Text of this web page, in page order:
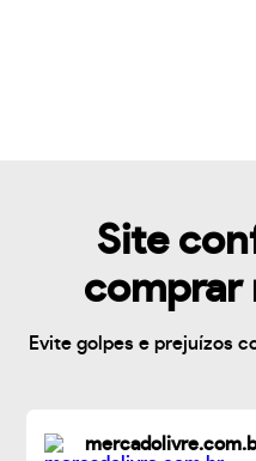
Site
comprar
Evite golpes e prejuízos